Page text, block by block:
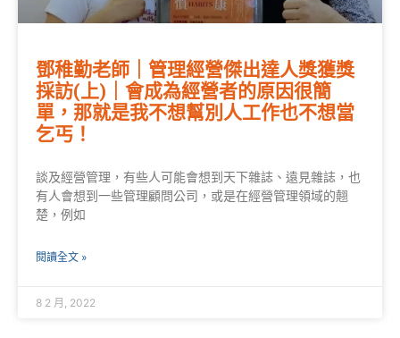
鄧稚勤老師｜管理經營傑出達人獎獲獎
採訪(上)｜會成為經營者的原因很簡
單，那就是我不想幫別人工作也不想當
乞丐！
談及經營管理，有些人可能會想到天下雜誌、遠見雜誌，也
有人會想到一些管理顧問公司，或是在經營管理領域的翹
楚，例如
閱讀全文 »
8 2 月, 2022